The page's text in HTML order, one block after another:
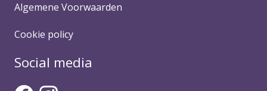
Algemene Voorwaarden
Cookie policy
Social media